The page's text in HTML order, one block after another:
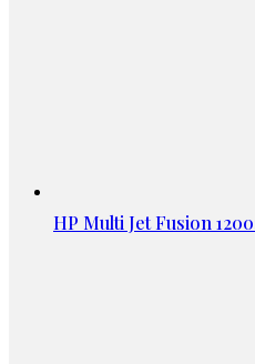
HP Multi Jet Fusion